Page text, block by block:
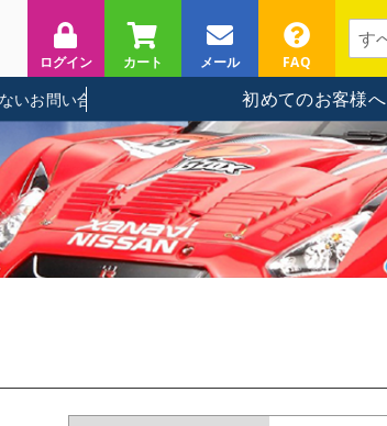
ログイン カート メール FAQ
い合わせに関して 初めてのお客様へ